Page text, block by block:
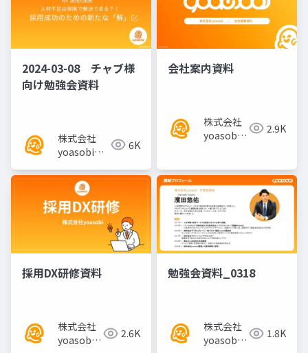
2024-03-08 チャブ様
向け勉強会資料
株式会社
yoasobi／
様
6K
会社案内資料
株式会社
yoasobi
2.9K
採用DX研修資料
株式会社
yoasobi
2.6K
勉強会資料_0318
株式会社
yoasobi
1.8K